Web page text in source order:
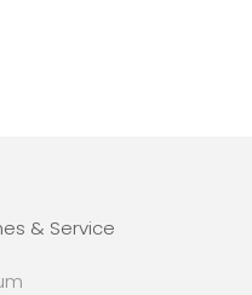
& Service